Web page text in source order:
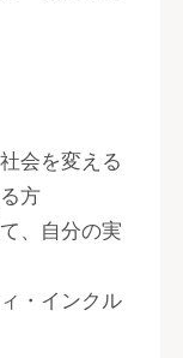
会を変える
方
、自分の実
・インクル